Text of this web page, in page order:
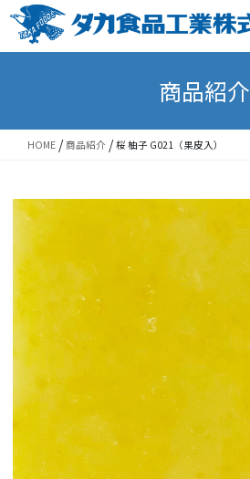
Skip
Skip
商品紹介
HOME /商品紹介 /桜 柚子 G021（果皮入）